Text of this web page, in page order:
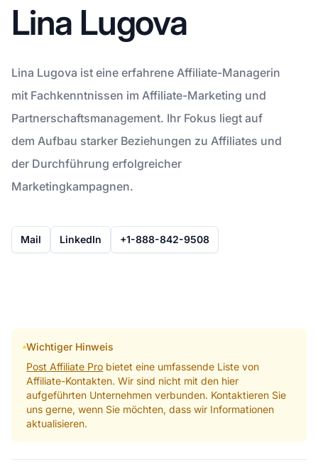
Lina Lugova
Lina Lugova ist eine erfahrene Affiliate-Managerin
mit Fachkenntnissen im Affiliate-Marketing und
Partnerschaftsmanagement. Ihr Fokus liegt auf
dem Aufbau starker Beziehungen zu Affiliates und
der Durchführung erfolgreicher
Marketingkampagnen.
Mail LinkedIn +1-888-842-9508
Wichtiger Hinweis
Post Affiliate Pro bietet eine umfassende Liste von
Affiliate-Kontakten. Wir sind nicht mit den hier
aufgeführten Unternehmen verbunden. Kontaktieren Sie
uns gerne, wenn Sie möchten, dass wir Informationen
aktualisieren.